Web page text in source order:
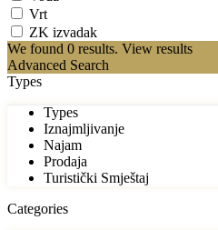
Vrt
ZK izvadak
We found 0 results. View results
Advanced Search
Types
Types
Iznajmljivanje
Najam
Prodaja
Turistički Smještaj
Categories